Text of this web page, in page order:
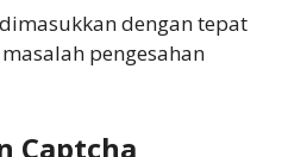
dengan tepat
pengesahan
Captcha